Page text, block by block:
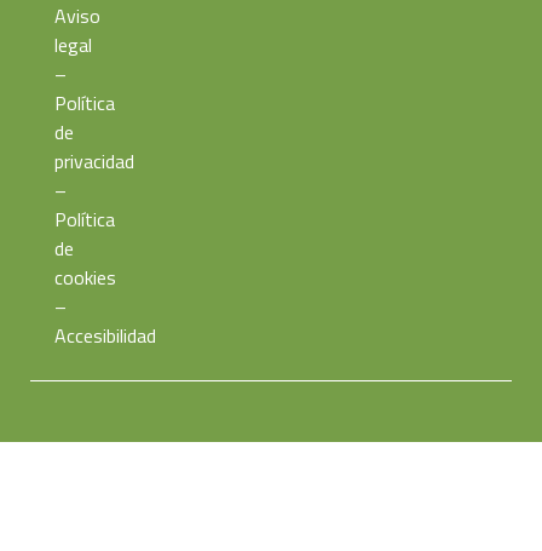
Aviso
legal
–
Política
de
privacidad
–
Política
de
cookies
–
Accesibilidad